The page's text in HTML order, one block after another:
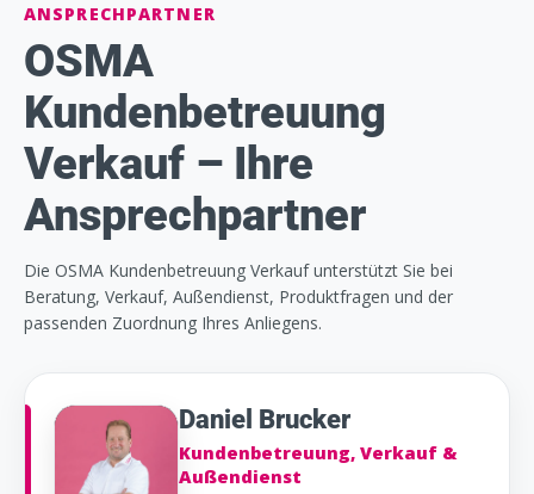
ANSPRECHPARTNER
OSMA
Kundenbetreuung
Verkauf – Ihre
Ansprechpartner
Die OSMA Kundenbetreuung Verkauf unterstützt Sie bei
Beratung, Verkauf, Außendienst, Produktfragen und der
passenden Zuordnung Ihres Anliegens.
Daniel Brucker
Kundenbetreuung, Verkauf &
Außendienst